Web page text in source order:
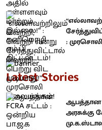
:
Latest Stories
ஆபத்தான